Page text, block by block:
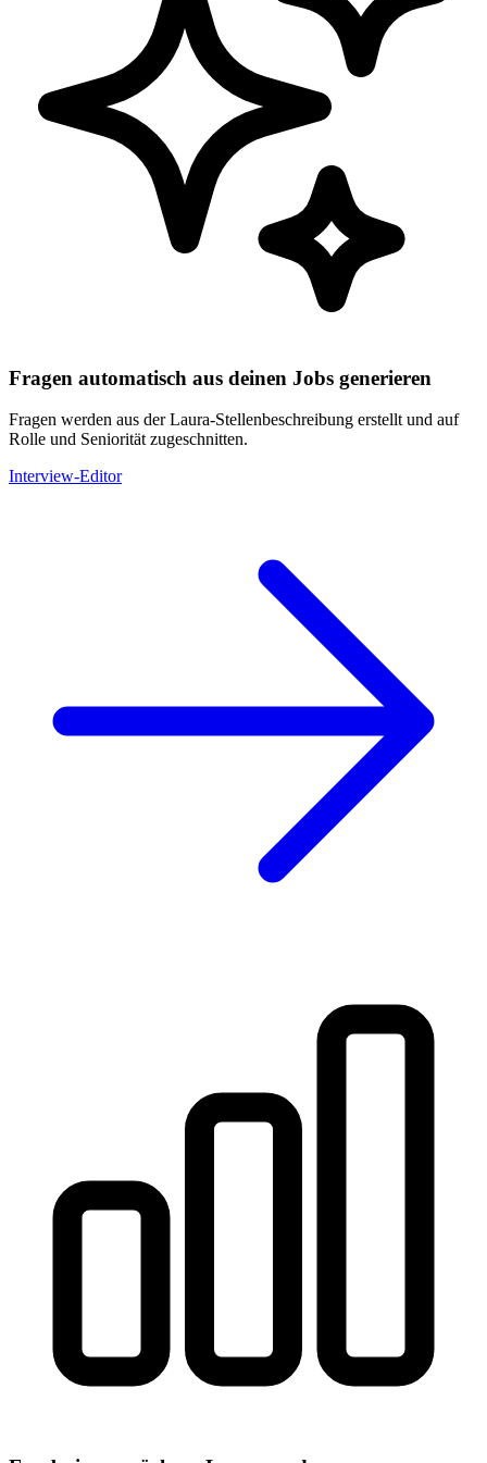
Fragen automatisch aus deinen Jobs generieren
Fragen werden aus der Laura-Stellenbeschreibung erstellt und auf
Rolle und Seniorität zugeschnitten.
Interview-Editor